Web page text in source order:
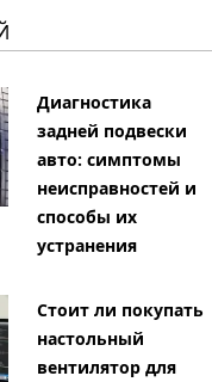
Диагностика
задней подвески
авто: симптомы
неисправностей и
способы их
устранения
Стоит ли покупать
настольный
вентилятор для